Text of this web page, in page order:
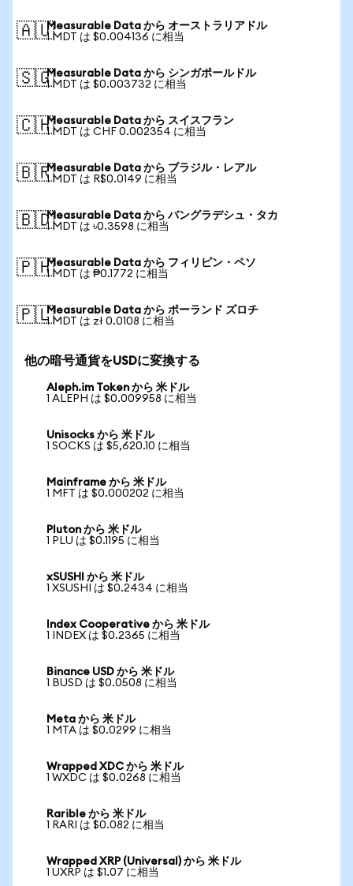
🇦🇺Measurable Data から オーストラリアドル
1 MDT は $0.004136 に相当
🇸🇬Measurable Data から シンガポールドル
1 MDT は $0.003732 に相当
🇨🇭Measurable Data から スイスフラン
1 MDT は CHF 0.002354 に相当
🇧🇷Measurable Data から ブラジル・レアル
1 MDT は R$0.0149 に相当
🇧🇩Measurable Data から バングラデシュ・タカ
1 MDT は ৳0.3598 に相当
🇵🇭Measurable Data から フィリピン・ペソ
1 MDT は ₱0.1772 に相当
🇵🇱Measurable Data から ポーランド ズロチ
1 MDT は zł 0.0108 に相当
他の暗号通貨をUSDに変換する
Aleph.im Token から 米ドル
1 ALEPH は $0.009958 に相当
Unisocks から 米ドル
1 SOCKS は $5,620.10 に相当
Mainframe から 米ドル
1 MFT は $0.000202 に相当
Pluton から 米ドル
1 PLU は $0.1195 に相当
xSUSHI から 米ドル
1 XSUSHI は $0.2434 に相当
Index Cooperative から 米ドル
1 INDEX は $0.2365 に相当
Binance USD から 米ドル
1 BUSD は $0.0508 に相当
Meta から 米ドル
1 MTA は $0.0299 に相当
Wrapped XDC から 米ドル
1 WXDC は $0.0268 に相当
Rarible から 米ドル
1 RARI は $0.082 に相当
Wrapped XRP (Universal) から 米ドル
1 UXRP は $1.07 に相当